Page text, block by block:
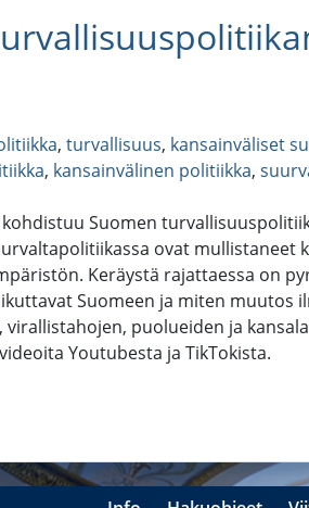
, turvallisuus, kansainväliset
, kansainvälinen politiikka,
kohdistuu Suomen
ovat mullistaneet
Keräystä rajattaessa on
Suomeen ja miten muutos
virallistahojen, puolueiden ja
Youtubesta ja TikTokista.